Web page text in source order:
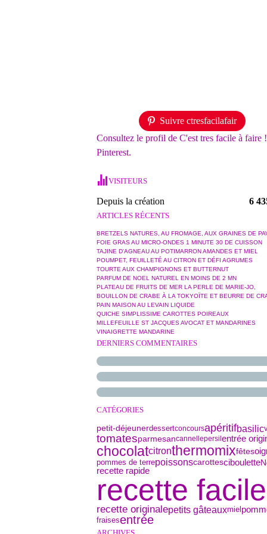
Suivre ctresfacilafair
Consultez le profil de C'est tres facile à faire
Pinterest.
VISITEURS
Depuis la création 6
ARTICLES RÉCENTS
BRETZELS NATURES, AU FROMAGE, AUX GRAINES DE
FOIE GRAS AU MICRO-ONDES 1 MINUTE 30 DE CUISSON
TAJINE D'AGNEAU AU POTIMARRON AMANDES ET MIEL
POUMPET, FEUILLETÉ AU CITRON ET DÉFI AGRUMES
TOURTE AUX CHAMPIGNONS ET BUTTERNUT
PARFUM DE NOEL NATUREL EN MOINS DE 2 MN
PLATEAU DE FRUITS DE MER LA PERLE DE MARIE-JO,
BOUILLON DE CRABE À LA TOKYOÏTE ET BEURRE DE
PAIN MAISON AU LEVAIN LIQUIDE
QUICHE SIMPLISSIME CAROTTES POIREAUX
MILLEFEUILLE ST JACQUES AVOCAT ET MANDARINES
VINAIGRETTE MANDARINE
DERNIERS COMMENTAIRES
CATÉGORIES
petit-déjeunerdessertconcoursapéritifbasilic
tomatesparmesancannellepersil entrée
chocolatcitronthermomixfêtes
pommes de terrepoissonscarottesciboulette
recette rapide
recette facile
recette originalepetits gâteauxmiel
fraisesentrée